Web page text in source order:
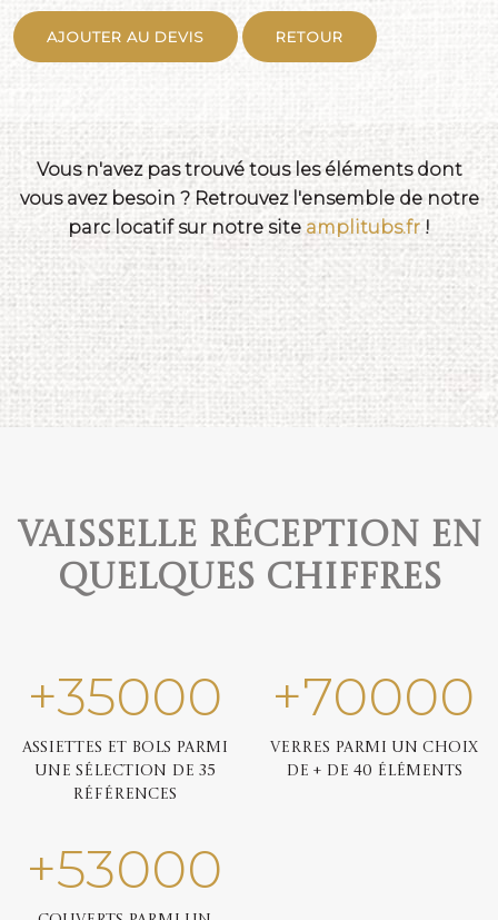
AJOUTER AU DEVIS RETOUR
Vous n'avez pas trouvé tous les éléments dont
vous avez besoin ? Retrouvez l'ensemble de notre
parc locatif sur notre site amplitubs.fr!
Vaisselle réception en
quelques chiffres
+35000
Assiettes et bols parmi
une sélection de 35
références
+70000
Verres parmi un choix
de + de 40 éléments
+53000